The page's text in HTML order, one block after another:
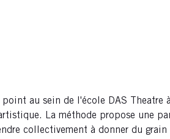
point au sein de l'école DAS
La méthode propose une
collectivement à donner du